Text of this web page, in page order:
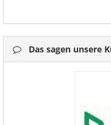
Das sagen unsere